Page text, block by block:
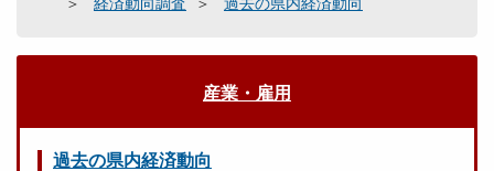
産業・雇用
過去の県内経済動向